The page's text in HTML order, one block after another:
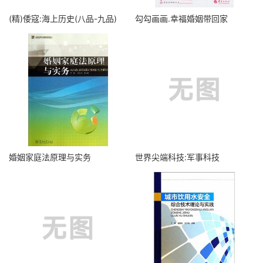
(精)倭寇:海上历史(八品-九品) 勾勾画画.幸福婚姻带回家
婚姻家庭法原理与实务 世界尖端科技:军事科技